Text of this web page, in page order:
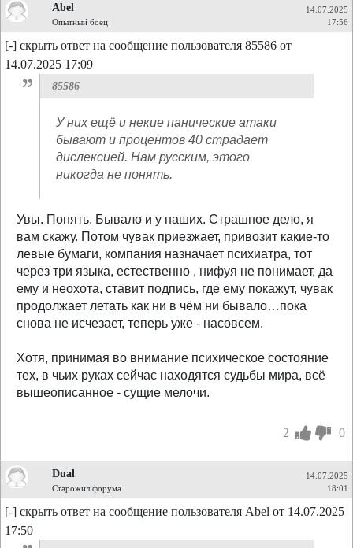
Abel
Опытный боец
14.07.2025
17:56
[-] скрыть ответ на сообщение пользователя 85586 от
14.07.2025 17:09
85586
У них ещё и некие панические атаки
бывают и процентов 40 страдает
дислексией. Нам русским, этого
никогда не понять.
Увы. Понять. Бывало и у наших. Страшное дело, я
вам скажу. Потом чувак приезжает, привозит какие-то
левые бумаги, компания назначает психиатра, тот
через три языка, естественно , нифуя не понимает, да
ему и неохота, ставит подпись, где ему покажут, чувак
продолжает летать как ни в чём ни бывало…пока
снова не исчезает, теперь уже - насовсем.
Хотя, принимая во внимание психическое состояние
тех, в чьих руках сейчас находятся судьбы мира, всё
вышеописанное - сущие мелочи.
2 0
Dual
Старожил форума
14.07.2025
18:01
[-] скрыть ответ на сообщение пользователя Abel от 14.07.2025
17:50